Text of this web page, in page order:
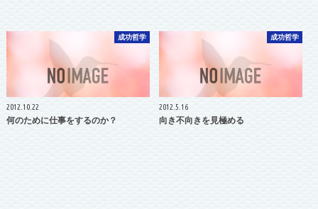
成功哲学
2012.10.22
何のために仕事をするのか？
成功哲学
2012.5.16
向き不向きを見極める